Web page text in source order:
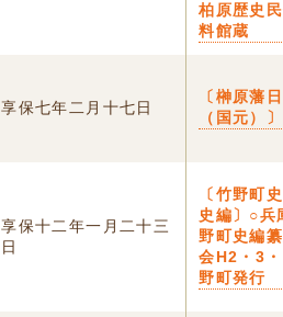
柏原歴史
料館蔵
享保七年二月十七日
〔榊原藩
（国元）
享保十二年一月二十三
日
〔竹野町
史編〕○兵
野町史編
会H2・3
野町発行